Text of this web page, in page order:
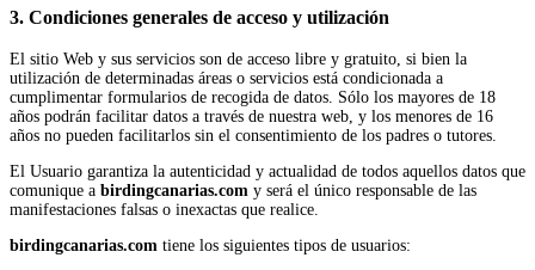
3. Condiciones generales de acceso y utilización
El sitio Web y sus servicios son de acceso libre y gratuito, si bien la
utilización de determinadas áreas o servicios está condicionada a
cumplimentar formularios de recogida de datos. Sólo los mayores de 18
años podrán facilitar datos a través de nuestra web, y los menores de 16
años no pueden facilitarlos sin el consentimiento de los padres o tutores.
El Usuario garantiza la autenticidad y actualidad de todos aquellos datos que
comunique a birdingcanarias.com y será el único responsable de las
manifestaciones falsas o inexactas que realice.
birdingcanarias.com tiene los siguientes tipos de usuarios: